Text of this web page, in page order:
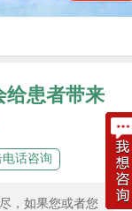
给患者带来
电话咨询
，如果您或者您